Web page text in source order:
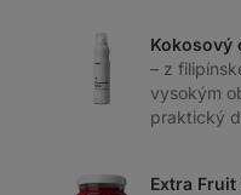
Kokosový
– z
vysokým
praktický
Extra Fruit